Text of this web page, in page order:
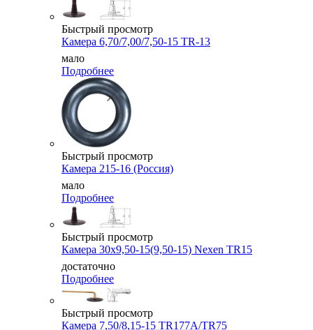
Быстрый просмотр
Камера 6,70/7,00/7,50-15 TR-13
мало
Подробнее
Быстрый просмотр
Камера 215-16 (Россия)
мало
Подробнее
Быстрый просмотр
Камера 30x9,50-15(9,50-15) Nexen TR15
достаточно
Подробнее
Быстрый просмотр
Камера 7,50/8,15-15 TR177A/TR75